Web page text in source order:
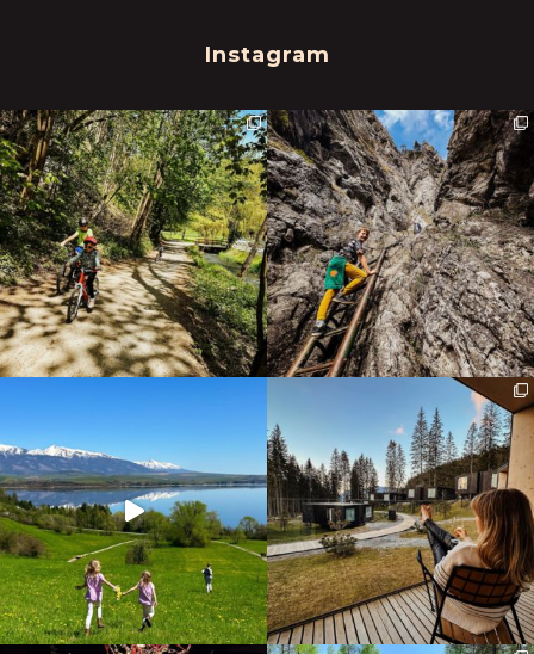
Instagram